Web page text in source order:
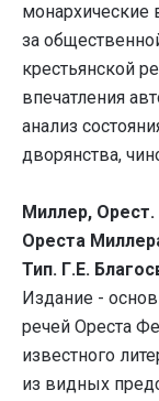
монархические
за
крестьянской
впечатления
анализ
дворянства,
Миллер, Орест.
Ореста
Тип. Г.Е.
Издание -
речей Ореста
известного
из видных